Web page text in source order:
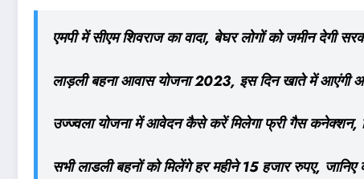
एमपी में सीएम शिवराज का वादा, बेघर लोगों को जमीन देगी
लाड़ली बहना आवास योजना 2023, इस दिन खाते में आएंगी
उज्ज्वला योजना में आवेदन कैसे करें मिलेगा फ्री गैस कनेक्शन,
सभी लाडली बहनों को मिलेंगे हर महीने 15 हजार रुपए, जानिए